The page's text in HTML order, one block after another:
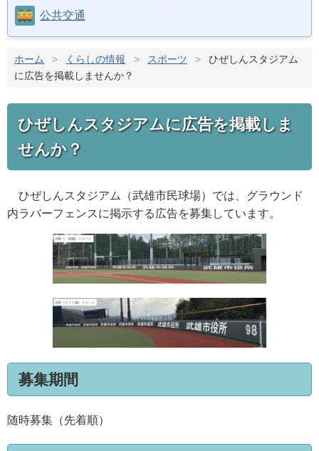
公共交通
ホーム > くらしの情報 > スポーツ >
ひぜしんスタジアム
に広告を掲載しませんか？
ひぜしんスタジアムに広告を掲載しま
せんか？
ひぜしんスタジアム（武雄市民球場）では、グラウンド
内ラバーフェンスに掲示する広告を募集しています。
募集期間
随時募集（先着順）